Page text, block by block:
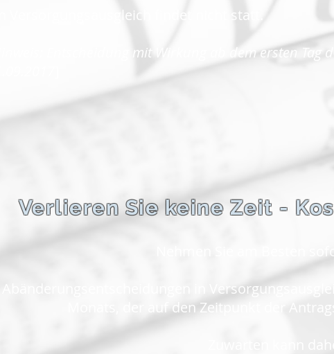
Versorgungsausgleich findet nicht statt.
Hinweis: Entscheidung mit Wirkung ab dem ersten Tag
Verlieren Sie keine Zeit -
Nehmen Sie am Besten
Abänderungsentscheidungen in
Monats, der auf den Zeitpunkt der
Zuwarten kann